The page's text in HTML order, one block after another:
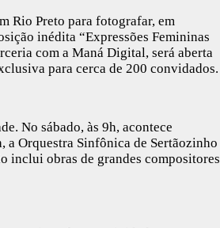
Rio Preto para fotografar, em
inédita “Expressões Femininas
com a Maná Digital, será aberta
para cerca de 200 convidados.
No sábado, às 9h, acontece
a Orquestra Sinfônica de Sertãozinho
inclui obras de grandes compositores